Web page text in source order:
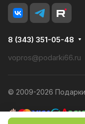
8 (343) 351-05-48
vopros@podarki66.ru
© 2009-2026